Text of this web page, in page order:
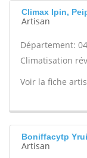
Climax Ipin,
Artisan
Département: 04
Climatisation
Voir la fiche
Boniffacytp
Artisan